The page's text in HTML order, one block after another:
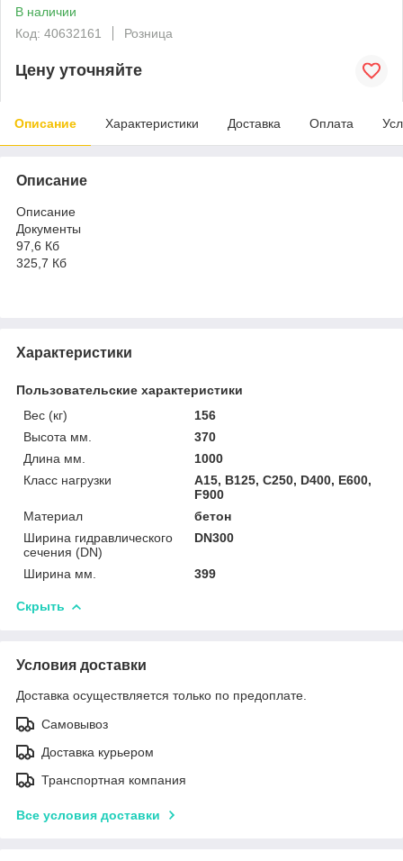
В наличии
Код: 40632161
Розница
Цену уточняйте
Описание Характеристики Доставка Оплата
Описание
Описание
Документы
97,6 Кб
325,7 Кб
Характеристики
Пользовательские характеристики
Вес (кг)
156
Высота мм.
370
Длина мм.
1000
Класс нагрузки
A15, B125, C250, D400, E600,
F900
Материал
бетон
Ширина гидравлического
сечения (DN)
DN300
Ширина мм. 399
Скрыть
Условия доставки
Доставка осуществляется только по предоплате.
Самовывоз
Доставка курьером
Транспортная компания
Все условия доставки